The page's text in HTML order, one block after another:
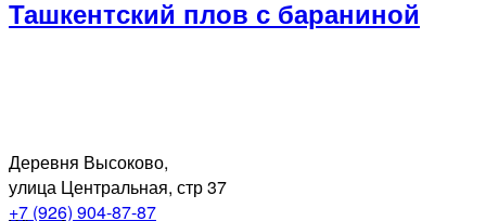
Ташкентский плов с бараниной
Деревня Высоково,
улица Центральная, стр 37
+7 (926) 904-87-87